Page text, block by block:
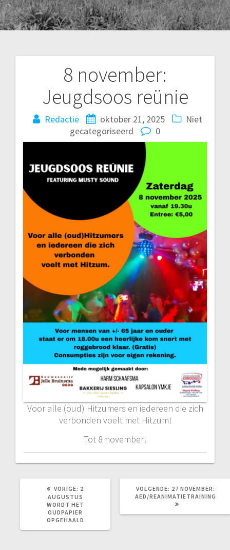
8 november:
Jeugdsoos reünie
Redactie oktober 21, 2025
Niet
gecategoriseerd
0
Voor alle (oud) Hitzumers en iedereen die zich
verbonden voelt met Hitzum!
Tot 8 november!
Bericht
navigatie
VORIGE: VORIG
BERICHT:
2
AUGUSTUS
WORDT HET
OUDPAPIER
OPGEHAALD
VOLGENDE: VOLGEND
BERICHT:
27 NOVEMBER:
AED/REANIMATIETRAINING